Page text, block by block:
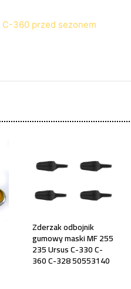
360 przed sezonem
Zderzak odbojnik
gumowy maski MF 255
235 Ursus C-330 C-
360 C-328 50553140